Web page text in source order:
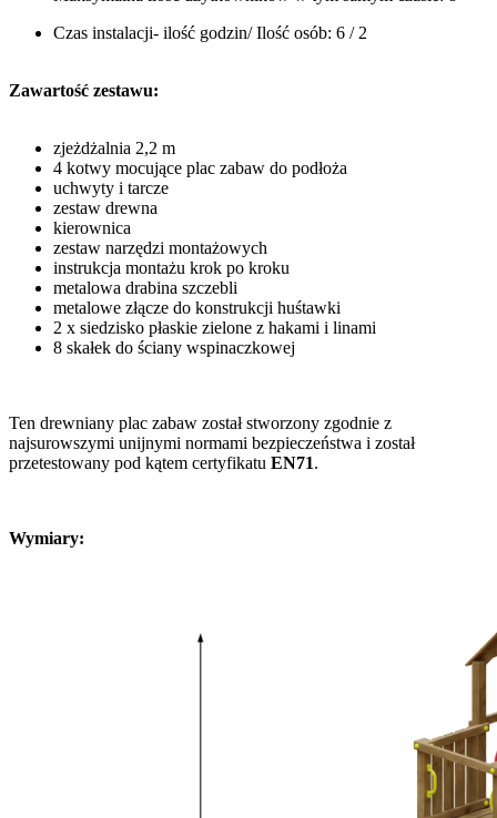
Czas instalacji- ilość godzin/ Ilość osób: 6 / 2
Zawartość zestawu:
zjeżdżalnia 2,2 m
4 kotwy mocujące plac zabaw do podłoża
uchwyty i tarcze
zestaw drewna
kierownica
zestaw narzędzi montażowych
instrukcja montażu krok po kroku
metalowa drabina szczebli
metalowe złącze do konstrukcji huśtawki
2 x siedzisko płaskie zielone z hakami i linami
8 skałek do ściany wspinaczkowej
Ten drewniany plac zabaw został stworzony zgodnie z
najsurowszymi unijnymi normami bezpieczeństwa i został
przetestowany pod kątem certyfikatu EN71.
Wymiary: